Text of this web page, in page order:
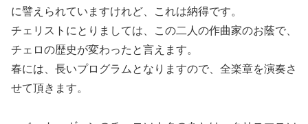
に譬えられていますけれど、これは納得です。
チェリストにとりましては、この二人の作曲家のお蔭で、
チェロの歴史が変わったと言えます。
春には、長いプログラムとなりますので、全楽章を演奏さ
せて頂きます。